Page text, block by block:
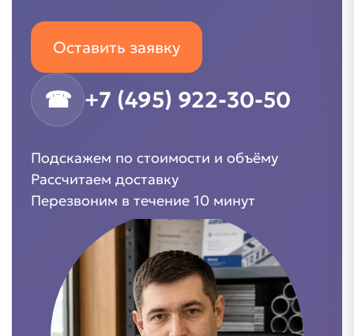
Оставить заявку
☎ +7 (495) 922-30-50
Подскажем по стоимости и объёму
Рассчитаем доставку
Перезвоним в течение 10 минут